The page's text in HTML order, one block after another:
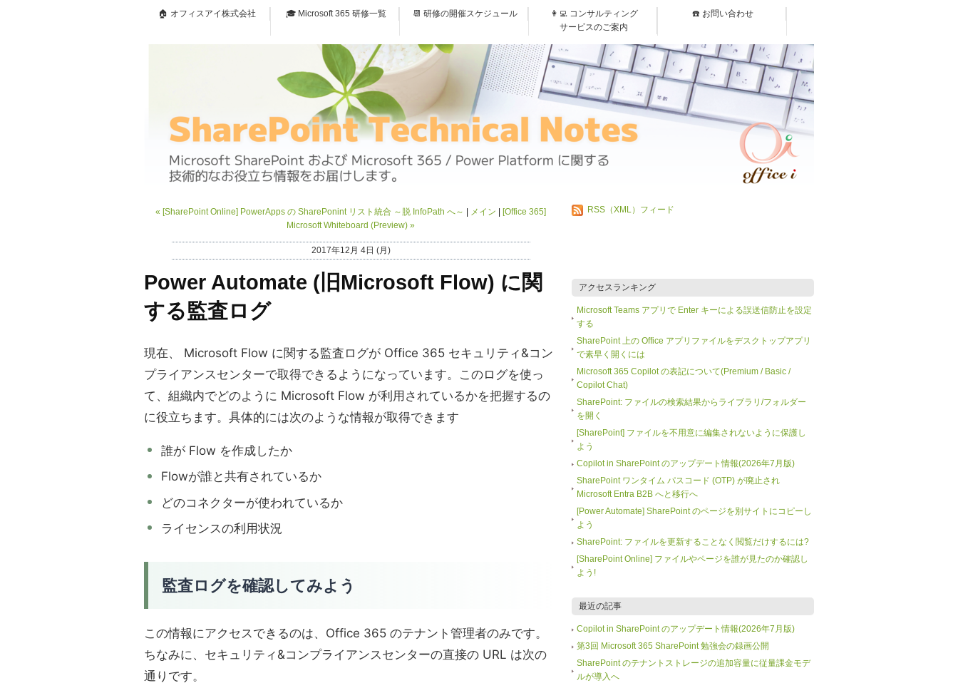
🏠 オフィスアイ株式会社 🎓 Microsoft 365 研修一覧 📆 研修の開催スケジュール
👩‍💻 コンサルティング
サービスのご案内
☎️ お問い合わせ
« [SharePoint Online] PowerApps の SharePonint リスト統合 ～脱 InfoPath へ～ メイン
[Office 365]
Microsoft Whiteboard (Preview) »
2017年12月 4日 (月)
Power Automate (旧Microsoft Flow) に関
する監査ログ
現在、 Microsoft Flow に関する監査ログが Office 365 セキュリティ&コン
プライアンスセンターで取得できるようになっています。このログを使っ
て、組織内でどのように Microsoft Flow が利用されているかを把握するの
に役立ちます。具体的には次のような情報が取得できます
誰が Flow を作成したか
Flowが誰と共有されているか
どのコネクターが使われているか
ライセンスの利用状況
監査ログを確認してみよう
この情報にアクセスできるのは、Office 365 のテナント管理者のみです。
ちなみに、セキュリティ&コンプライアンスセンターの直接の URL は次の
通りです。
RSS（XML）フィード
アクセスランキング
Microsoft Teams アプリで Enter キーによる誤送信防止を設定
する
SharePoint 上の Office アプリファイルをデスクトップアプリ
で素早く開くには
Microsoft 365 Copilot の表記について(Premium / Basic /
Copilot Chat)
SharePoint: ファイルの検索結果からライブラリ/フォルダー
を開く
[SharePoint] ファイルを不用意に編集されないように保護し
よう
Copilot in SharePoint のアップデート情報(2026年7月版)
SharePoint ワンタイム パスコード (OTP) が廃止され
Microsoft Entra B2B へと移行へ
[Power Automate] SharePoint のページを別サイトにコピーし
よう
SharePoint: ファイルを更新することなく閲覧だけするには?
[SharePoint Online] ファイルやページを誰が見たのか確認し
よう!
最近の記事
Copilot in SharePoint のアップデート情報(2026年7月版)
第3回 Microsoft 365 SharePoint 勉強会の録画公開
SharePoint のテナントストレージの追加容量に従量課金モデ
ルが導入へ